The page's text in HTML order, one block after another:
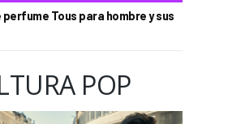
Tous para hombre y sus
POP